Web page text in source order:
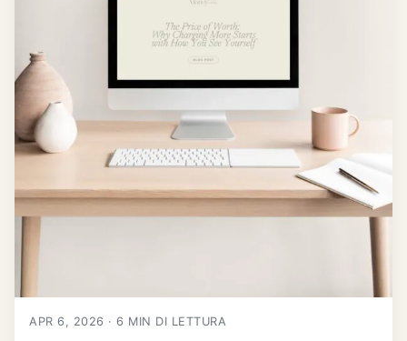
APR 6, 2026 · 6 MIN DI LETTURA